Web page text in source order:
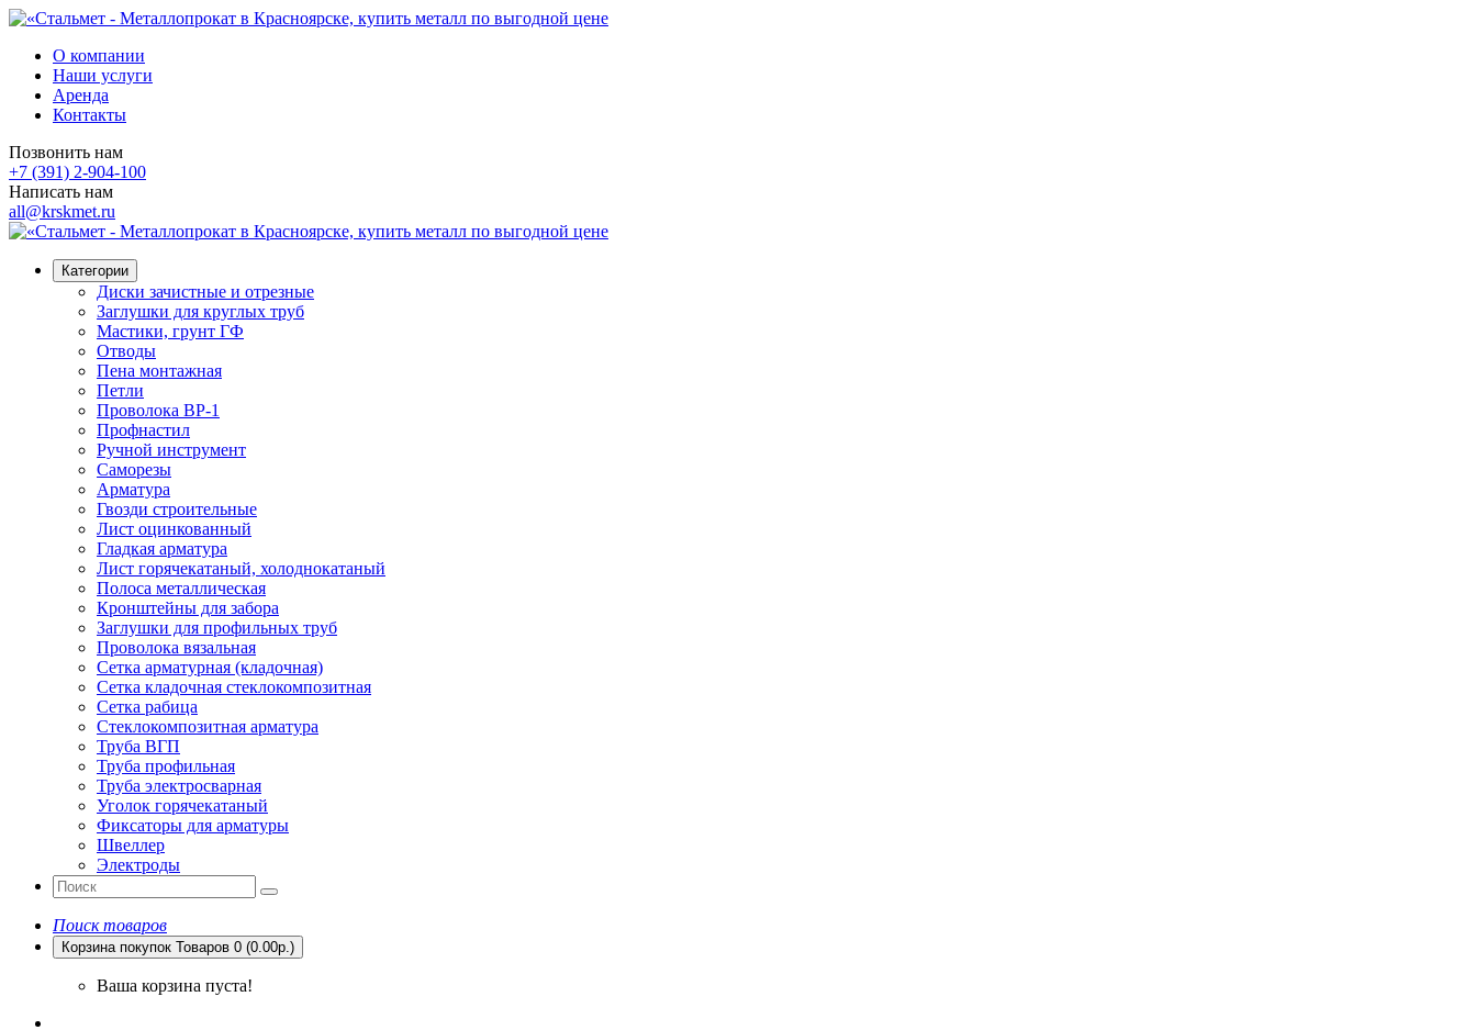
О компании
Наши услуги
Аренда
Контакты
Позвонить нам
+7 (391) 2-904-100
Написать нам
all@krskmet.ru
Категории
Диски зачистные и отрезные
Заглушки для круглых труб
Мастики, грунт ГФ
Отводы
Пена монтажная
Петли
Проволока ВР-1
Профнастил
Ручной инструмент
Саморезы
Арматура
Гвозди строительные
Лист оцинкованный
Гладкая арматура
Лист горячекатаный, холоднокатаный
Полоса металлическая
Кронштейны для забора
Заглушки для профильных труб
Проволока вязальная
Сетка арматурная (кладочная)
Сетка кладочная стеклокомпозитная
Сетка рабица
Стеклокомпозитная арматура
Труба ВГП
Труба профильная
Труба электросварная
Уголок горячекатаный
Фиксаторы для арматуры
Швеллер
Электроды
Поиск товаров
Корзина покупок Товаров 0 (0.00р.)
Ваша корзина пуста!